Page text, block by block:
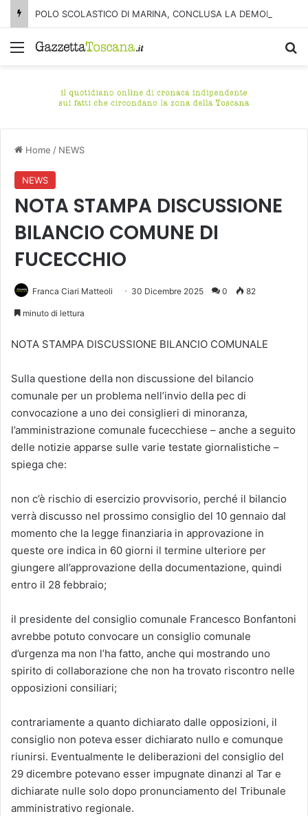
Menu
Home / NEWS
NEWS
NOTA STAMPA DISCUSSIONE
BILANCIO COMUNE DI
FUCECCHIO
Franca Ciari Matteoli 30 Dicembre 2025 0 82
minuto di lettura
NOTA STAMPA DISCUSSIONE BILANCIO COMUNALE
Sulla questione della non discussione del bilancio
comunale per un problema nell’invio della pec di
convocazione a uno dei consiglieri di minoranza,
l’amministrazione comunale fucecchiese – anche a seguito
delle notizie apparse sulle varie testate giornalistiche –
spiega che:
non c’è rischio di esercizio provvisorio, perché il bilancio
verrà discusso nel prossimo consiglio del 10 gennaio dal
momento che la legge finanziaria in approvazione in
queste ore indica in 60 giorni il termine ulteriore per
giungere all’approvazione della documentazione, quindi
entro il 28 febbraio;
il presidente del consiglio comunale Francesco Bonfantoni
avrebbe potuto convocare un consiglio comunale
d’urgenza ma non l’ha fatto, anche qui mostrando uno
spirito di collaborazione che non ha trovato riscontro nelle
opposizioni consiliari;
contrariamente a quanto dichiarato dalle opposizioni, il
consiglio non poteva esser dichiarato nullo e comunque
riunirsi. Eventualmente le deliberazioni del consiglio del
29 dicembre potevano esser impugnate dinanzi al Tar e
dichiarate nulle solo dopo pronunciamento del Tribunale
amministrativo regionale.